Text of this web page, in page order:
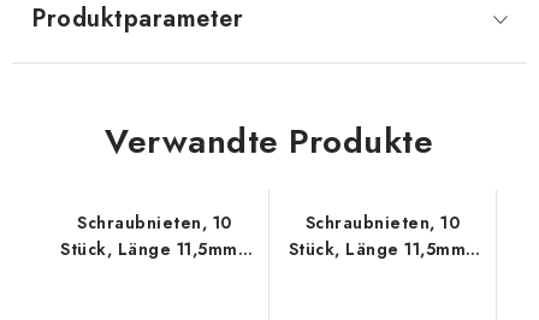
Produktparameter
Verwandte Produkte
Schraubnieten, 10
Stück, Länge 11,5mm -
Schraubnieten, 10
Stück, Länge 11,5mm -